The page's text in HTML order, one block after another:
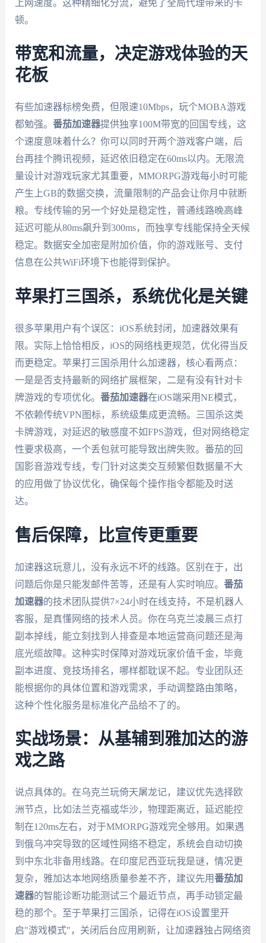
上网速度。这种精细化分流，避免了全局代理带来的卡
顿。
带宽和流量，决定游戏体验的天
花板
有些加速器标榜免费，但限速10Mbps，玩个MOBA游戏
都勉强。 番茄加速器提供独享100M带宽的回国专线，这
个速度意味着什么？你可以同时开两个游戏客户端，后
台再挂个腾讯视频，延迟依旧稳定在60ms以内。无限流
量设计对游戏玩家尤其重要，MMORPG游戏每小时可能
产生上GB的数据交换，流量限制的产品会让你月中就断
粮。专线传输的另一个好处是稳定性，普通线路晚高峰
延迟可能从80ms飙升到300ms，而独享专线能保持全天候
稳定。数据安全加密是附加价值，你的游戏账号、支付
信息在公共WiFi环境下也能得到保护。
苹果打三国杀，系统优化是关键
很多苹果用户有个误区：iOS系统封闭，加速器效果有
限。实际上恰恰相反，iOS的网络栈更规范，优化得当反
而更稳定。苹果打三国杀用什么加速器，核心看两点：
一是是否支持最新的网络扩展框架，二是有没有针对卡
牌游戏的专项优化。 番茄加速器在iOS端采用NE模式，
不依赖传统VPN图标，系统级集成更流畅。三国杀这类
卡牌游戏，对延迟的敏感度不如FPS游戏，但对网络稳定
性要求极高，一个丢包就可能导致出牌失败。番茄的回
国影音游戏专线，专门针对这类交互频繁但数据量不大
的应用做了协议优化，确保每个操作指令都能及时送
达。
售后保障，比宣传更重要
加速器这玩意儿，没有永远不坏的线路。区别在于，出
问题后你是只能发邮件苦等，还是有人实时响应。 番茄
加速器的技术团队提供7×24小时在线支持，不是机器人
客服，是真懂网络的技术人员。你在乌克兰凌晨三点打
副本掉线，能立刻找到人排查是本地运营商问题还是海
底光缆故障。这种实时保障对游戏玩家价值千金，毕竟
副本进度、竞技场排名，哪样都耽误不起。专业团队还
能根据你的具体位置和游戏需求，手动调整路由策略，
这种个性化服务是标准化产品给不了的。
实战场景：从基辅到雅加达的游
戏之路
说点具体的。在乌克兰玩倚天屠龙记，建议优先选择欧
洲节点，比如法兰克福或华沙，物理距离近，延迟能控
制在120ms左右，对于MMORPG游戏完全够用。如果遇
到俄乌冲突导致的区域性网络不稳定，系统会自动切换
到中东北非备用线路。在印度尼西亚玩我是谜，情况更
复杂，雅加达本地网络质量参差不齐，建议先用番茄加
速器的智能诊断功能测试三个最近节点，再手动锁定最
稳的那个。至于苹果打三国杀，记得在iOS设置里开
启"游戏模式"，关闭后台应用刷新，让加速器独占网络资